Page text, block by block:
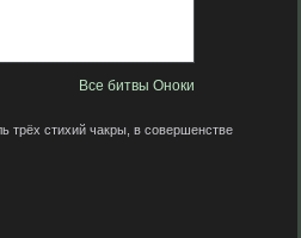
Все битвы Оноки
трёх стихий чакры, в совершенстве